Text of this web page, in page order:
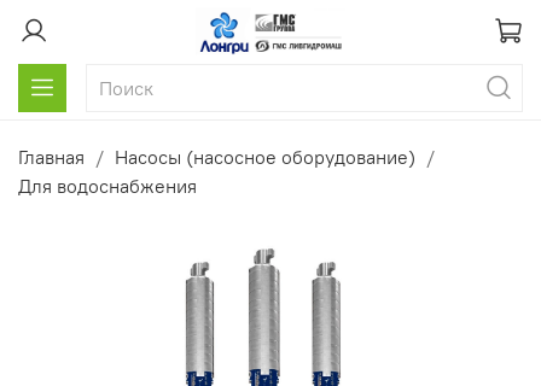
Главная
Насосы (насосное оборудование)
Для водоснабжения